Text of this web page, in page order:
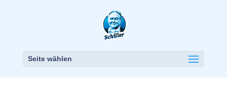
Seite wählen